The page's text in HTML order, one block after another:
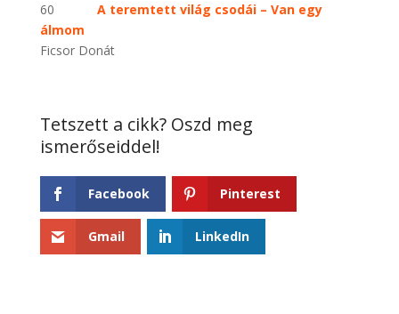
60 A teremtett világ csodái – Van egy
álmom
Ficsor Donát
Facebook Pinterest
Gmail LinkedIn